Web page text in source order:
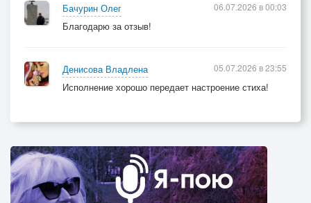
И во мраке, одиноко,
Грусть в душе моей хранит...
Бачурин Олег
Благодарю за отзыв!
06.07.2026 в 00:03
Денисова Владлена
Исполнение хорошо передает настроение стиха!
05.07.2026 в 23:55